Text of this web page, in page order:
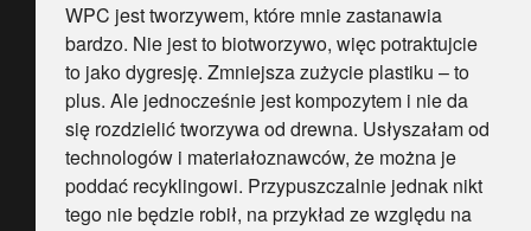
WPC jest tworzywem, które mnie zastanawia
bardzo. Nie jest to biotworzywo, więc potraktujcie
to jako dygresję. Zmniejsza zużycie plastiku – to
plus. Ale jednocześnie jest kompozytem i nie da
się rozdzielić tworzywa od drewna. Usłyszałam od
technologów i materiałoznawców, że można je
poddać recyklingowi. Przypuszczalnie jednak nikt
tego nie będzie robił, na przykład ze względu na